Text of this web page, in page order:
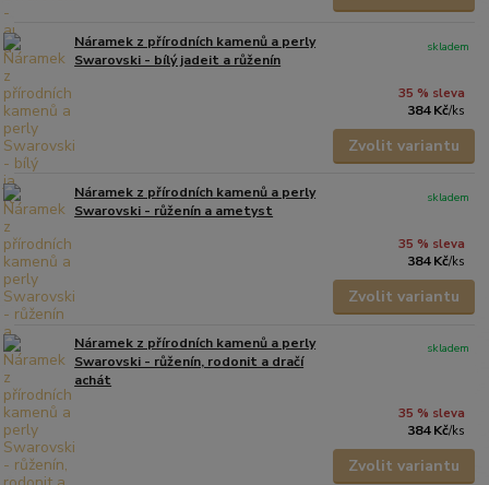
Náramek z přírodních kamenů a perly
Swarovski - bílý jadeit a růženín
35 % sleva
384 Kč/ks
skladem
Zvolit variantu
Náramek z přírodních kamenů a perly
Swarovski - růženín a ametyst
35 % sleva
384 Kč/ks
skladem
Zvolit variantu
Náramek z přírodních kamenů a perly
Swarovski - růženín, rodonit a dračí
achát
35 % sleva
384 Kč/ks
skladem
Zvolit variantu